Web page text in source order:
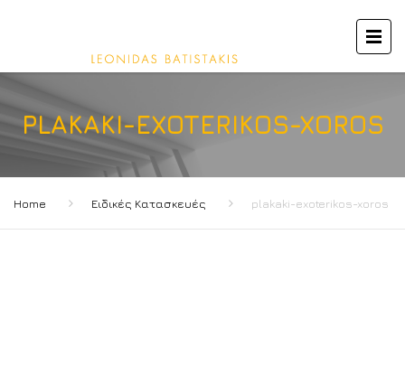
PLAKAKI-EXOTERIKOS-XOROS
Home Ειδικές Κατασκευές plakaki-exoterikos-xoros